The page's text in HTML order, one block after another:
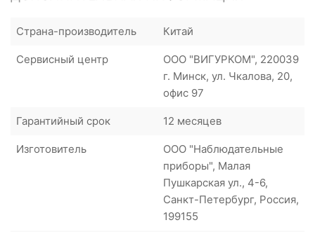
Страна-производитель Китай
Сервисный центр
ООО "ВИГУРКОМ", 220039
г. Минск, ул. Чкалова, 20,
офис 97
Гарантийный срок 12 месяцев
Изготовитель
ООО "Наблюдательные
приборы", Малая
Пушкарская ул., 4-6,
Санкт-Петербург, Россия,
199155